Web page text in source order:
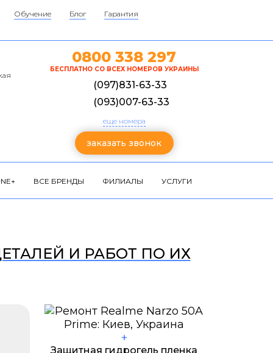
Обучение Блог
Гарантия
0800 338 297
БЕСПЛАТНО СО ВСЕХ НОМЕРОВ УКРАИНЫ
(097)831-63-33
(093)007-63-33
еще номера
заказать звонок
ВСЕ БРЕНДЫ ФИЛИАЛЫ УСЛУГИ
И РАБОТ ПО ИХ
+
Защитная гидрогель пленка